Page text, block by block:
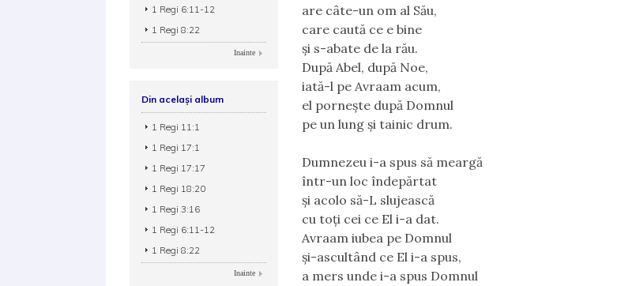
are câte-un om al Său,
care caută ce e bine
și s-abate de la rău.
După Abel, după Noe,
iată-l pe Avraam acum,
el pornește după Domnul
pe un lung și tainic drum.
Dumnezeu i-a spus să meargă
într-un loc îndepărtat
și acolo să-L slujească
cu toți cei ce El i-a dat.
Avraam iubea pe Domnul
și-ascultând ce El i-a spus,
a mers unde i-a spus Domnul
1 Regi 6:11-12
1 Regi 8:22
Inainte
Din același album
1 Regi 11:1
1 Regi 17:1
1 Regi 17:17
1 Regi 18:20
1 Regi 3:16
1 Regi 6:11-12
1 Regi 8:22
Inainte